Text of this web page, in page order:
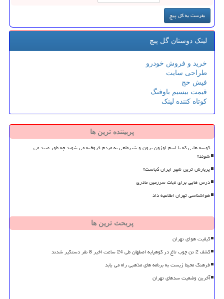
لینک دوستان گل پیچ
خرید و فروش خودرو
طراحی سایت
فیش حج
قیمت بیسیم باوفنگ
کوتاه کننده لینک
پربیننده ترین ها
کوسه هایی که با اسم اوزون برون و شیرماهی به مردم فروخته می شوند چه طور صید می
شوند؟
پربارش ترین شهر ایران کجاست؟
درس هایی برای نجات سرزمین مادری
هواشناسی تهران اطلاعیه داد
پربحث ترین ها
کیفیت هوای تهران
کشف 2 تن چوب تاغ در کوهپایه اصفهان طی 24 ساعت اخیر 8 نفر دستگیر شدند
فرهنگ محیط زیست به برنامه های مذهبی راه می یابد
آخرین وضعیت سدهای تهران